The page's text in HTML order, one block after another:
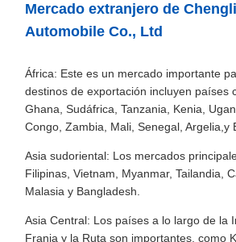
Mercado extranjero de
Automobile Co., Ltd
África: Este es un mercado importante
destinos de exportación incluyen países
Ghana, Sudáfrica, Tanzania, Kenia,
Congo, Zambia, Mali, Senegal, Argelia,y
Asia sudoriental: Los mercados
Filipinas, Vietnam, Myanmar, Tailandia,
Malasia y Bangladesh.
Asia Central: Los países a lo largo de la
Franja y la Ruta son importantes, como